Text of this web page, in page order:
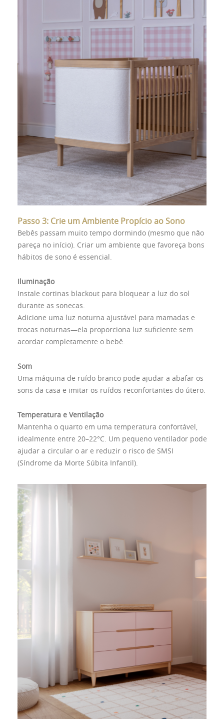
Passo 3: Crie um Ambiente Propício ao Sono
Bebês passam muito tempo dormindo (mesmo que não
pareça no início). Criar um ambiente que favoreça bons
hábitos de sono é essencial.
Iluminação
Instale cortinas blackout para bloquear a luz do sol
durante as sonecas.
Adicione uma luz noturna ajustável para mamadas e
trocas noturnas—ela proporciona luz suficiente sem
acordar completamente o bebê.
Som
Uma máquina de ruído branco pode ajudar a abafar os
sons da casa e imitar os ruídos reconfortantes do útero.
Temperatura e Ventilação
Mantenha o quarto em uma temperatura confortável,
idealmente entre 20–22°C. Um pequeno ventilador pode
ajudar a circular o ar e reduzir o risco de SMSI
(Síndrome da Morte Súbita Infantil).